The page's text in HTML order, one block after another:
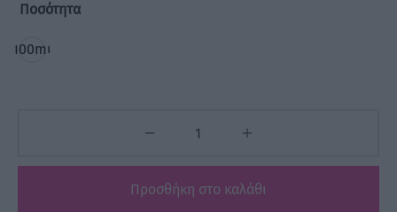
Ποσότητα
100ml
Προσθήκη στο καλάθι